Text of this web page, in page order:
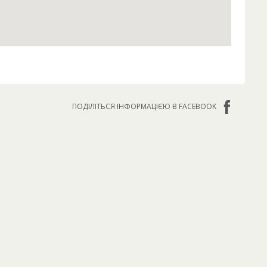
ПОДІЛІТЬСЯ ІНФОРМАЦІЄЮ В FACEBOOK